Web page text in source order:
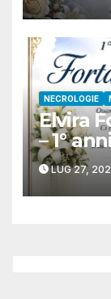
NECROLOGIE
Elvira
– 1°
LUG 27,